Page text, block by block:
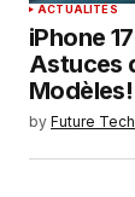
ACTUALITÉS
iPhone
Astuces
Modèles!
by Future Tech